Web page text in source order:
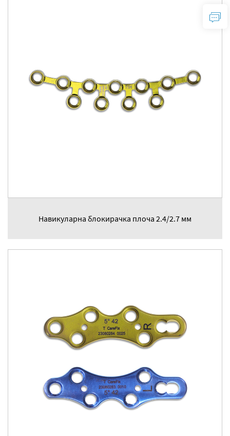
Навикуларна блокирачка плоча 2.4/2.7 мм